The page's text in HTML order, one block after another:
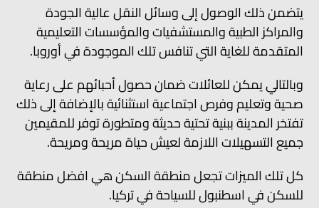
يتضمن ذلك الوصول إلى وسائل النقل عالية الجودة
والمراكز الطبية والمستشفيات والمؤسسات التعليمية
المتقدمة للغاية التي تنافس تلك الموجودة في أوروبا.
وبالتالي يمكن للعائلات ضمان حصول أحبائهم على رعاية
صحية وتعليم وفرص اجتماعية استثنائية بالإضافة إلى ذلك
تفتخر المدينة ببنية تحتية حديثة ومتطورة توفر للمقيمين
جميع التسهيلات اللازمة لعيش حياة مريحة ومريحة.
كل تلك الميزات تجعل منطقة السكن هي افضل منطقة
للسكن في اسطنبول للسياحة في تركيا.